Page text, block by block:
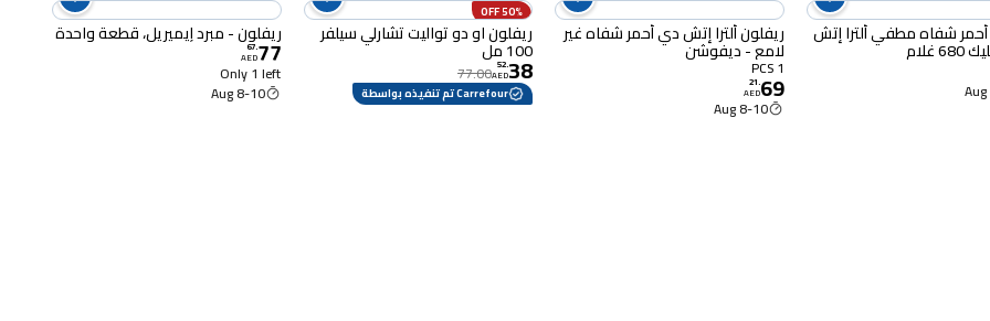
أحمر شفاه مطفي ألترا إتش
غلام
ريفلون ألترا إتش دي أحمر شفاه غير
لامع - ديفوشن
1 PCS
69
.
21
AED
8-10 Aug
50% OFF
ريفلون او دو تواليت تشارلي سيلفر
100 مل
38
.
52
AED
77.00
Carrefour تم تنفيذه بواسطة
ريفلون - مبرد إيميريل، قطعة واحدة
77
.
67
AED
Only 1 left
8-10 Aug